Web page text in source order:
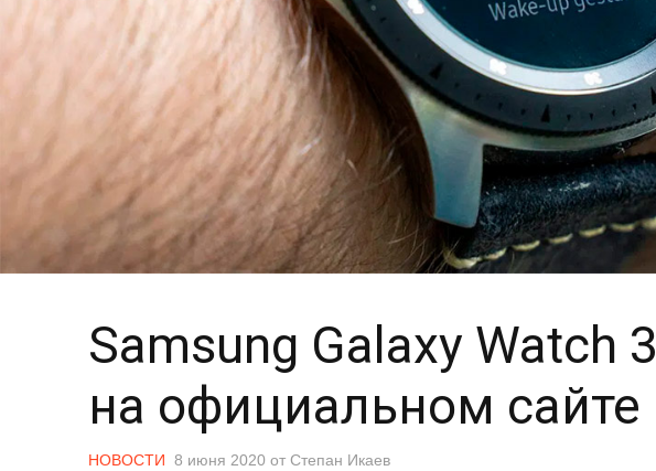
Samsung Galaxy Watch
на официальном
НОВОСТИ 8 июня 2020 от Степан Икаев